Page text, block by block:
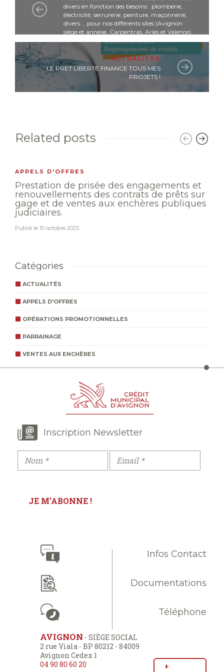
divers en fonction des besoins : plomberie,
électricité, serrurerie, peinture, maçonnerie,
divers … pour nos différents sites (Avignon
siège et annexe, Carpentras, Arles et Valence).
ACTUALITÉS
LE PRET LIBERTE FINANCE TOUS MES
PROJETS !
Related posts
APPELS D'OFFRES
Prestation de prisée des engagements et
renouvellements des contrats de prêts sur
gage et de ventes aux enchères publiques
judiciaires.
Publié le 10 octobre 2025
Catégories
ACTUALITÉS
APPELS D'OFFRES
OPÉRATIONS PROMOTIONNELLES
PARRAINAGE
VENTES AUX ENCHÈRES
Inscription Newsletter
Infos Contact
Documentations
Téléphone
AVIGNON - SIÈGE SOCIAL
2 rue Viala - BP 80212 - 84009
Avignon Cedex 1
04 90 80 60 20
+